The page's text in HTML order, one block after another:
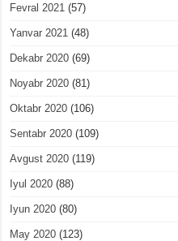
Fevral 2021 (57)
Yanvar 2021 (48)
Dekabr 2020 (69)
Noyabr 2020 (81)
Oktabr 2020 (106)
Sentabr 2020 (109)
Avgust 2020 (119)
Iyul 2020 (88)
Iyun 2020 (80)
May 2020 (123)